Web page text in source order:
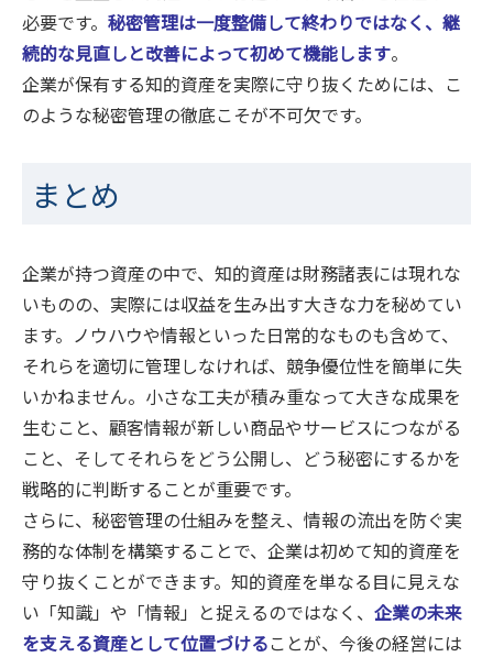
必要です。 秘密管理は一度整備して終わりではなく、継
続的な見直しと改善によって初めて機能します。
企業が保有する知的資産を実際に守り抜くためには、こ
のような秘密管理の徹底こそが不可欠です。
まとめ
企業が持つ資産の中で、知的資産は財務諸表には現れな
いものの、実際には収益を生み出す大きな力を秘めてい
ます。ノウハウや情報といった日常的なものも含めて、
それらを適切に管理しなければ、競争優位性を簡単に失
いかねません。小さな工夫が積み重なって大きな成果を
生むこと、顧客情報が新しい商品やサービスにつながる
こと、そしてそれらをどう公開し、どう秘密にするかを
戦略的に判断することが重要です。
さらに、秘密管理の仕組みを整え、情報の流出を防ぐ実
務的な体制を構築することで、企業は初めて知的資産を
守り抜くことができます。知的資産を単なる目に見えな
い「知識」や「情報」と捉えるのではなく、 企業の未来
を支える資産として位置づけることが、今後の経営には